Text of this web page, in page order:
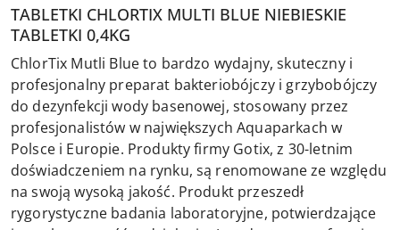
TABLETKI CHLORTIX MULTI BLUE NIEBIESKIE
TABLETKI 0,4KG
ChlorTix Mutli Blue to bardzo wydajny, skuteczny i
profesjonalny preparat bakteriobójczy i grzybobójczy
do dezynfekcji wody basenowej, stosowany przez
profesjonalistów w największych Aquaparkach w
Polsce i Europie. Produkty firmy Gotix, z 30-letnim
doświadczeniem na rynku, są renomowane ze względu
na swoją wysoką jakość. Produkt przeszedł
rygorystyczne badania laboratoryjne, potwierdzające